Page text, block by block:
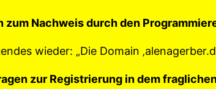
Nachweis durch den
wieder: „Die Domain
zur Registrierung in dem